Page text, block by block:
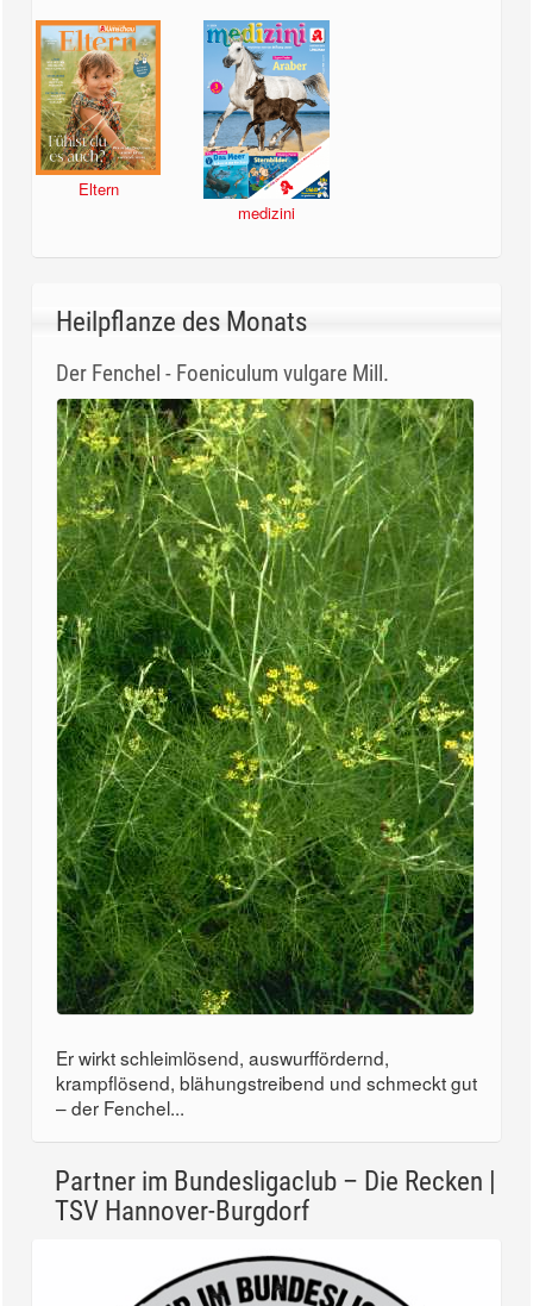
Eltern
medizini
Heilpflanze des Monats
Der Fenchel - Foeniculum vulgare Mill.
Er wirkt schleimlösend, auswurffördernd,
krampflösend, blähungstreibend und schmeckt gut
– der Fenchel...
Partner im Bundesligaclub – Die Recken |
TSV Hannover-Burgdorf